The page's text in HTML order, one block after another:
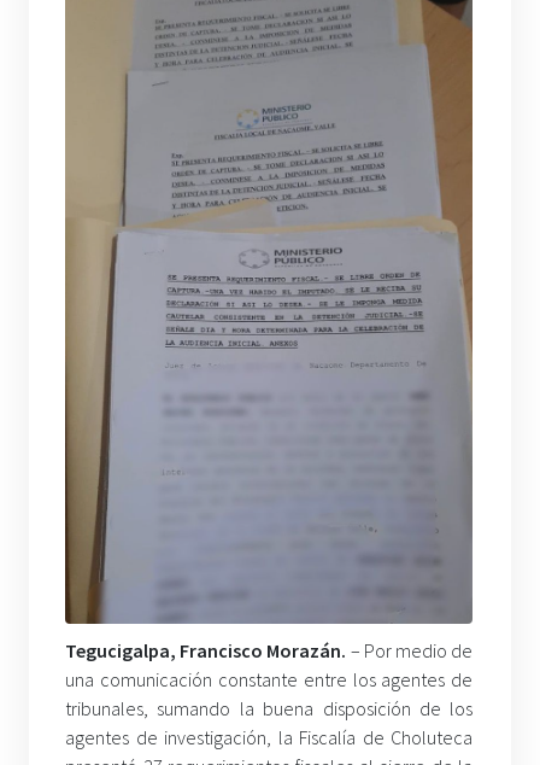
Tegucigalpa, Francisco Morazán. – Por medio de
una comunicación constante entre los agentes de
tribunales, sumando la buena disposición de los
agentes de investigación, la Fiscalía de Choluteca